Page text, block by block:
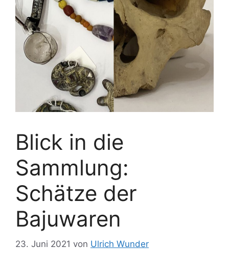
Blick in die
Sammlung:
Schätze der
Bajuwaren
23. Juni 2021 von Ulrich Wunder